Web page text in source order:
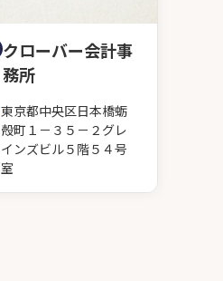
クローバー会計事
務所
東京都中央区日本橋蛎
殻町１－３５－２グレ
インズビル５階５４号
室